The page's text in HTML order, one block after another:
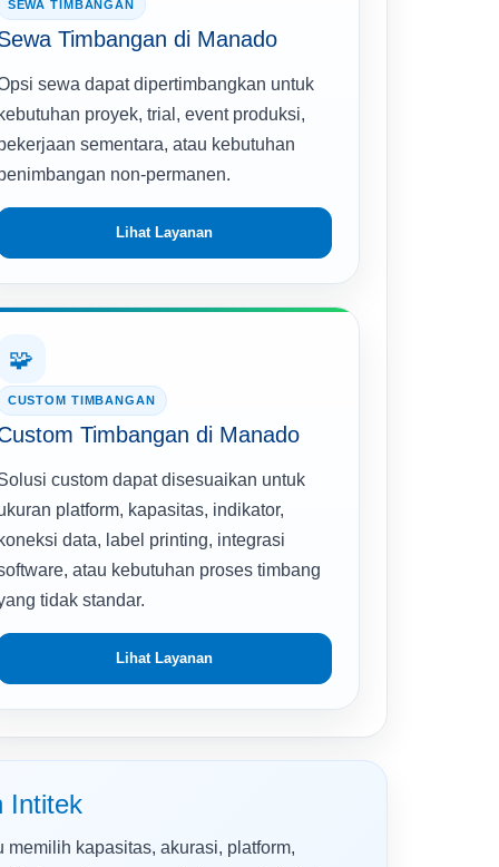
SEWA TIMBANGAN
Timbangan di Manado
sewa dapat dipertimbangkan untuk
proyek, trial, event produksi,
sementara, atau kebutuhan
non-permanen.
Lihat Layanan
🧩
CUSTOM TIMBANGAN
Timbangan di Manado
custom dapat disesuaikan untuk
platform, kapasitas, indikator,
data, label printing, integrasi
atau kebutuhan proses timbang
tidak standar.
Lihat Layanan
Intitek
memilih kapasitas, akurasi, platform,